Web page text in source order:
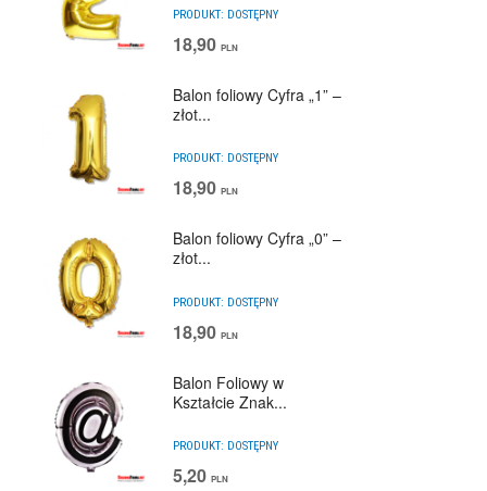
PRODUKT: DOSTĘPNY
18,90 PLN
Balon foliowy Cyfra „1” –
złot...
PRODUKT: DOSTĘPNY
18,90 PLN
Balon foliowy Cyfra „0” –
złot...
PRODUKT: DOSTĘPNY
18,90 PLN
Balon Foliowy w
Kształcie Znak...
PRODUKT: DOSTĘPNY
5,20 PLN